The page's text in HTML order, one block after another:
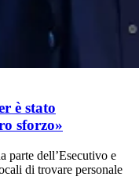
è stato
sforzo»
parte dell’Esecutivo e
di trovare personale